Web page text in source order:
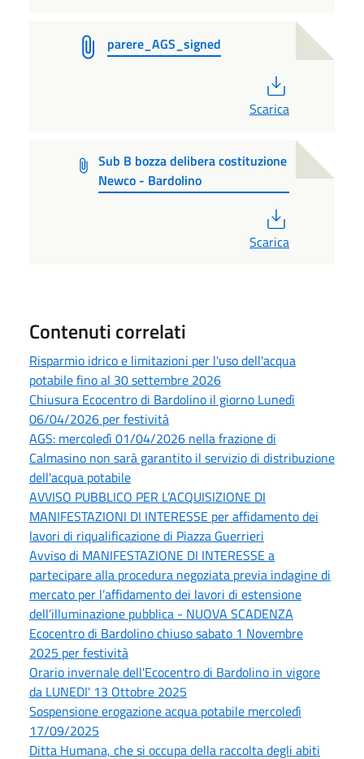
parere_AGS_signed
Scarica
Sub B bozza delibera costituzione
Newco - Bardolino
Scarica
Contenuti correlati
Risparmio idrico e limitazioni per l'uso dell'acqua
potabile fino al 30 settembre 2026
Chiusura Ecocentro di Bardolino il giorno Lunedì
06/04/2026 per festività
AGS: mercoledì 01/04/2026 nella frazione di
Calmasino non sarà garantito il servizio di distribuzione
dell'acqua potabile
AVVISO PUBBLICO PER L’ACQUISIZIONE DI
MANIFESTAZIONI DI INTERESSE per affidamento dei
lavori di riqualificazione di Piazza Guerrieri
Avviso di MANIFESTAZIONE DI INTERESSE a
partecipare alla procedura negoziata previa indagine di
mercato per l’affidamento dei lavori di estensione
dell’illuminazione pubblica - NUOVA SCADENZA
Ecocentro di Bardolino chiuso sabato 1 Novembre
2025 per festività
Orario invernale dell'Ecocentro di Bardolino in vigore
da LUNEDI' 13 Ottobre 2025
Sospensione erogazione acqua potabile mercoledì
17/09/2025
Ditta Humana, che si occupa della raccolta degli abiti